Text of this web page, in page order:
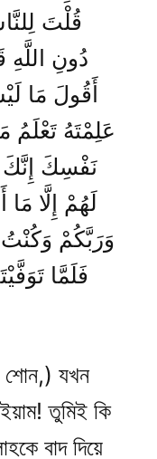
قُلْتَ
دُونِ
أَقُولَ مَا
عَلِمْتَهُ
نَفْسِكَ إِنَّكَ
لَهُمْ إِلَّا
وَرَبَّكُمْ
فَلَمَّا
শোন,) যখন
তুমিই কি
বাদ দিয়ে